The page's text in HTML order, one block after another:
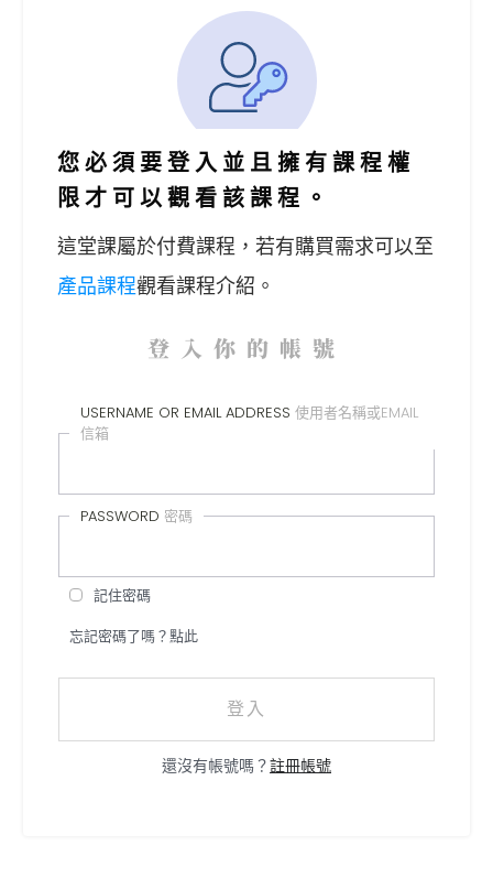
您必須要登入並且擁有課程權
限才可以觀看該課程。
這堂課屬於付費課程， 若有購買需求可以至
產品課程觀看課程介紹。
登入你的帳號
USERNAME OR EMAIL ADDRESS 使用者名稱或EMAIL
信箱
PASSWORD 密碼
記住密碼
忘記密碼了嗎？點此
登入
還沒有帳號嗎？註冊帳號